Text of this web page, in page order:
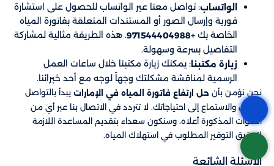
الواتساب: تواصل معنا عبر الواتساب للحصول على استشارة
فورية وإرسال الصور أو المستندات المتعلقة بفاتورة المياه
الخاصة بك +971544404988
. هذه الطريقة مثالية لمشاركة
التفاصيل بسرعة وسهولة.
زيارة مكتبنا: يمكنك زيارة مكتبنا خلال ساعات العمل
الرسمية لمناقشة مشكلتك وجهاً لوجه مع أحد خبرائنا.
نحن نؤمن بأن حل ارتفاع فاتورة المياه في الإمارات يبدأ بالتواصل
الفعال والاستماع إلى احتياجاتك. لا تتردد في الاتصال بنا عبر أي من
القنوات المذكورة أعلاه، وسنكون سعداء بتقديم المساعدة اللازمة
لتحقيق التوفير المطلوب في استهلاك المياه.
الاسئلة الشائعة